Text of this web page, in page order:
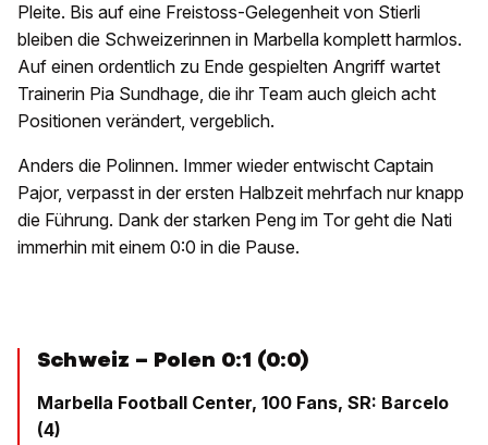
Pleite. Bis auf eine Freistoss-Gelegenheit von Stierli
bleiben die Schweizerinnen in Marbella komplett harmlos.
Auf einen ordentlich zu Ende gespielten Angriff wartet
Trainerin Pia Sundhage, die ihr Team auch gleich acht
Positionen verändert, vergeblich.
Anders die Polinnen. Immer wieder entwischt Captain
Pajor, verpasst in der ersten Halbzeit mehrfach nur knapp
die Führung. Dank der starken Peng im Tor geht die Nati
immerhin mit einem 0:0 in die Pause.
Schweiz – Polen 0:1 (0:0)
Marbella Football Center, 100 Fans, SR: Barcelo
(4)